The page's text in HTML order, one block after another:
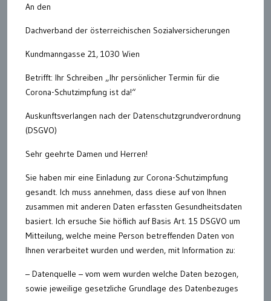
An den
Dachverband der österreichischen Sozialversicherungen
Kundmanngasse 21, 1030 Wien
Betrifft: Ihr Schreiben „Ihr persönlicher Termin für die
Corona-Schutzimpfung ist da!“
Auskunftsverlangen nach der Datenschutzgrundverordnung
(DSGVO)
Sehr geehrte Damen und Herren!
Sie haben mir eine Einladung zur Corona-Schutzimpfung
gesandt. Ich muss annehmen, dass diese auf von Ihnen
zusammen mit anderen Daten erfassten Gesundheitsdaten
basiert. Ich ersuche Sie höflich auf Basis Art. 15 DSGVO um
Mitteilung, welche meine Person betreffenden Daten von
Ihnen verarbeitet wurden und werden, mit Information zu:
– Datenquelle – vom wem wurden welche Daten bezogen,
sowie jeweilige gesetzliche Grundlage des Datenbezuges